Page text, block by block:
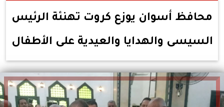
محافظ أسوان يوزع كروت تهنئة الرئيس
السيسى والهدايا والعيدية على الأطفال